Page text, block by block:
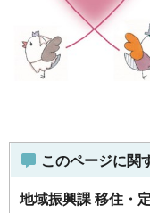
このページに関
地域振興課 移住・